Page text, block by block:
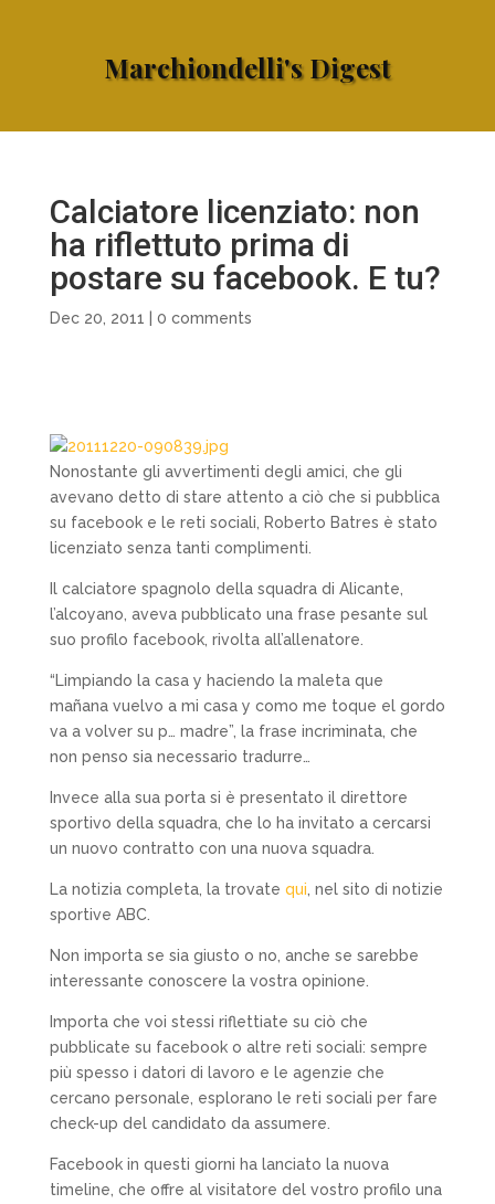
Marchiondelli's Digest
Calciatore licenziato: non
ha riflettuto prima di
postare su facebook. E tu?
Dec 20, 2011 0 comments
Nonostante gli avvertimenti degli amici, che gli
avevano detto di stare attento a ciò che si pubblica
su facebook e le reti sociali, Roberto Batres è stato
licenziato senza tanti complimenti.
Il calciatore spagnolo della squadra di Alicante,
l’alcoyano, aveva pubblicato una frase pesante sul
suo profilo facebook, rivolta all’allenatore.
“Limpiando la casa y haciendo la maleta que
mañana vuelvo a mi casa y como me toque el gordo
va a volver su p… madre”, la frase incriminata, che
non penso sia necessario tradurre…
Invece alla sua porta si è presentato il direttore
sportivo della squadra, che lo ha invitato a cercarsi
un nuovo contratto con una nuova squadra.
La notizia completa, la trovate qui , nel sito di notizie
sportive ABC.
Non importa se sia giusto o no, anche se sarebbe
interessante conoscere la vostra opinione.
Importa che voi stessi riflettiate su ciò che
pubblicate su facebook o altre reti sociali: sempre
più spesso i datori di lavoro e le agenzie che
cercano personale, esplorano le reti sociali per fare
check-up del candidato da assumere.
Facebook in questi giorni ha lanciato la nuova
timeline, che offre al visitatore del vostro profilo una